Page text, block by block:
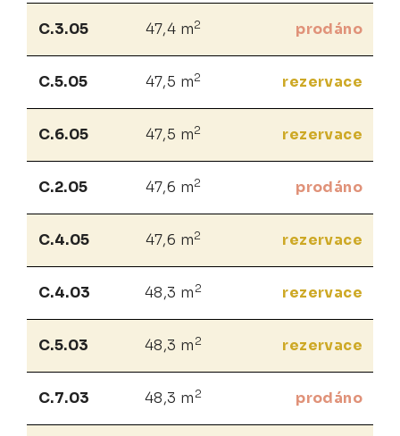
C.3.05 47,4 m2 prodáno
C.5.05 47,5 m2 rezervace
C.6.05 47,5 m2 rezervace
C.2.05 47,6 m2 prodáno
C.4.05 47,6 m2 rezervace
C.4.03 48,3 m 2 rezervace
C.5.03 48,3 m 2 rezervace
C.7.03 48,3 m 2 prodáno